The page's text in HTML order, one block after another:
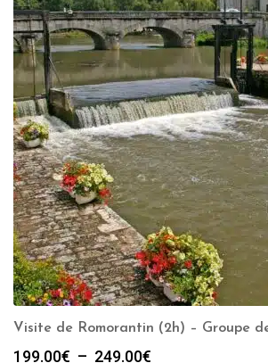
Visite de Romorantin (2h) – Groupe
199.00€ – 249.00€